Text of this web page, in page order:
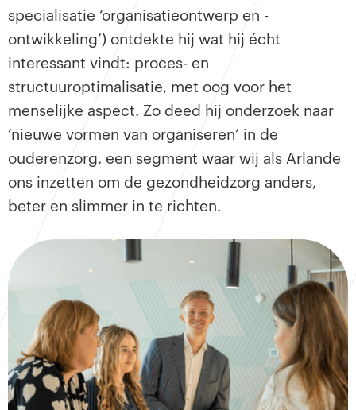
specialisatie ‘organisatieontwerp en -
ontwikkeling’) ontdekte hij wat hij écht
interessant vindt: proces- en
structuuroptimalisatie, met oog voor het
menselijke aspect. Zo deed hij onderzoek naar
‘nieuwe vormen van organiseren’ in de
ouderenzorg, een segment waar wij als Arlande
ons inzetten om de gezondheidzorg anders,
beter en slimmer in te richten.